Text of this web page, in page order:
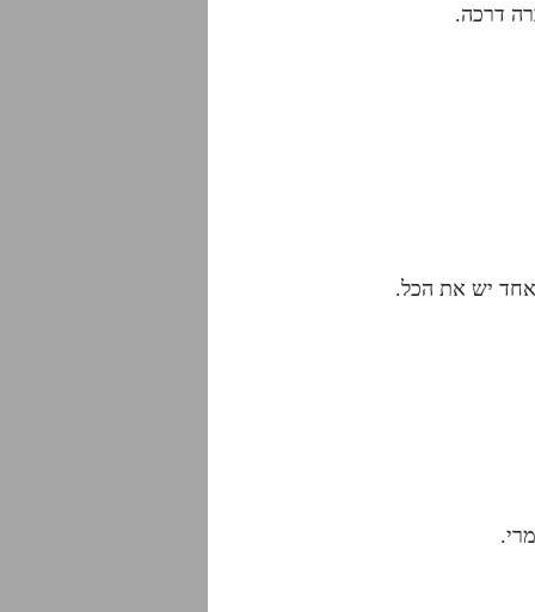
דרכה.
אחד יש את הכל.